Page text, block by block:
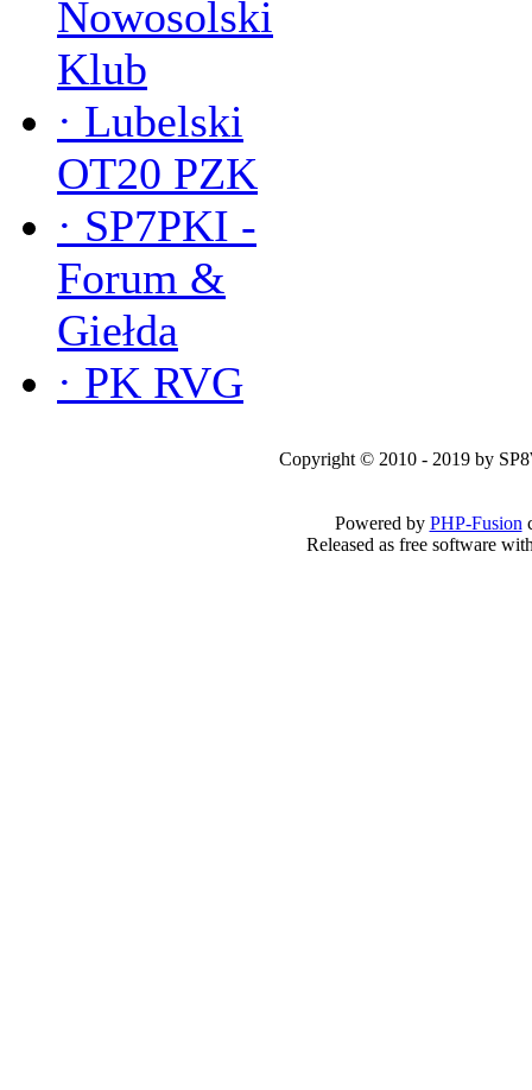
Nowosolski
Klub
· Lubelski
OT20 PZK
· SP7PKI -
Forum &
Giełda
· PK RVG
Copyright © 2010 - 2019 by
Powered by PHP-Fusion
Released as free software